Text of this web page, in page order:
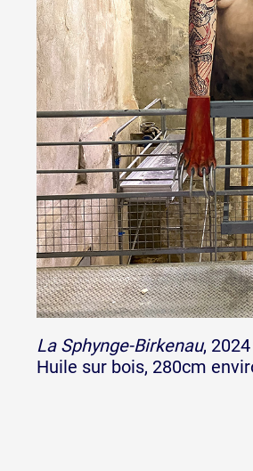
La Sphynge-Birkenau, 2024
Huile sur bois, 280cm